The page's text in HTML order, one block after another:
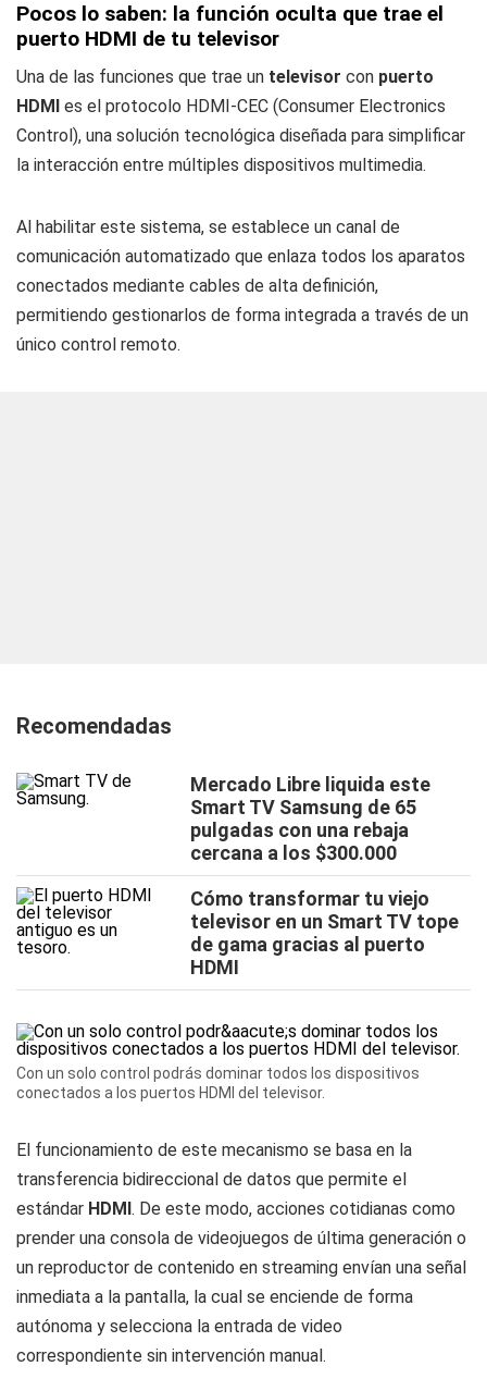
Pocos lo saben: la función oculta que trae el
puerto HDMI de tu televisor
Una de las funciones que trae un televisor con puerto
HDMI es el protocolo HDMI-CEC (Consumer Electronics
Control), una solución tecnológica diseñada para simplificar
la interacción entre múltiples dispositivos multimedia.
Al habilitar este sistema, se establece un canal de
comunicación automatizado que enlaza todos los aparatos
conectados mediante cables de alta definición,
permitiendo gestionarlos de forma integrada a través de un
único control remoto.
Recomendadas
Mercado Libre liquida este
Smart TV Samsung de 65
pulgadas con una rebaja
cercana a los $300.000
Cómo transformar tu viejo
televisor en un Smart TV tope
de gama gracias al puerto
HDMI
Con un solo control podrás dominar todos los dispositivos
conectados a los puertos HDMI del televisor.
El funcionamiento de este mecanismo se basa en la
transferencia bidireccional de datos que permite el
estándar HDMI. De este modo, acciones cotidianas como
prender una consola de videojuegos de última generación o
un reproductor de contenido en streaming envían una señal
inmediata a la pantalla, la cual se enciende de forma
autónoma y selecciona la entrada de video
correspondiente sin intervención manual.